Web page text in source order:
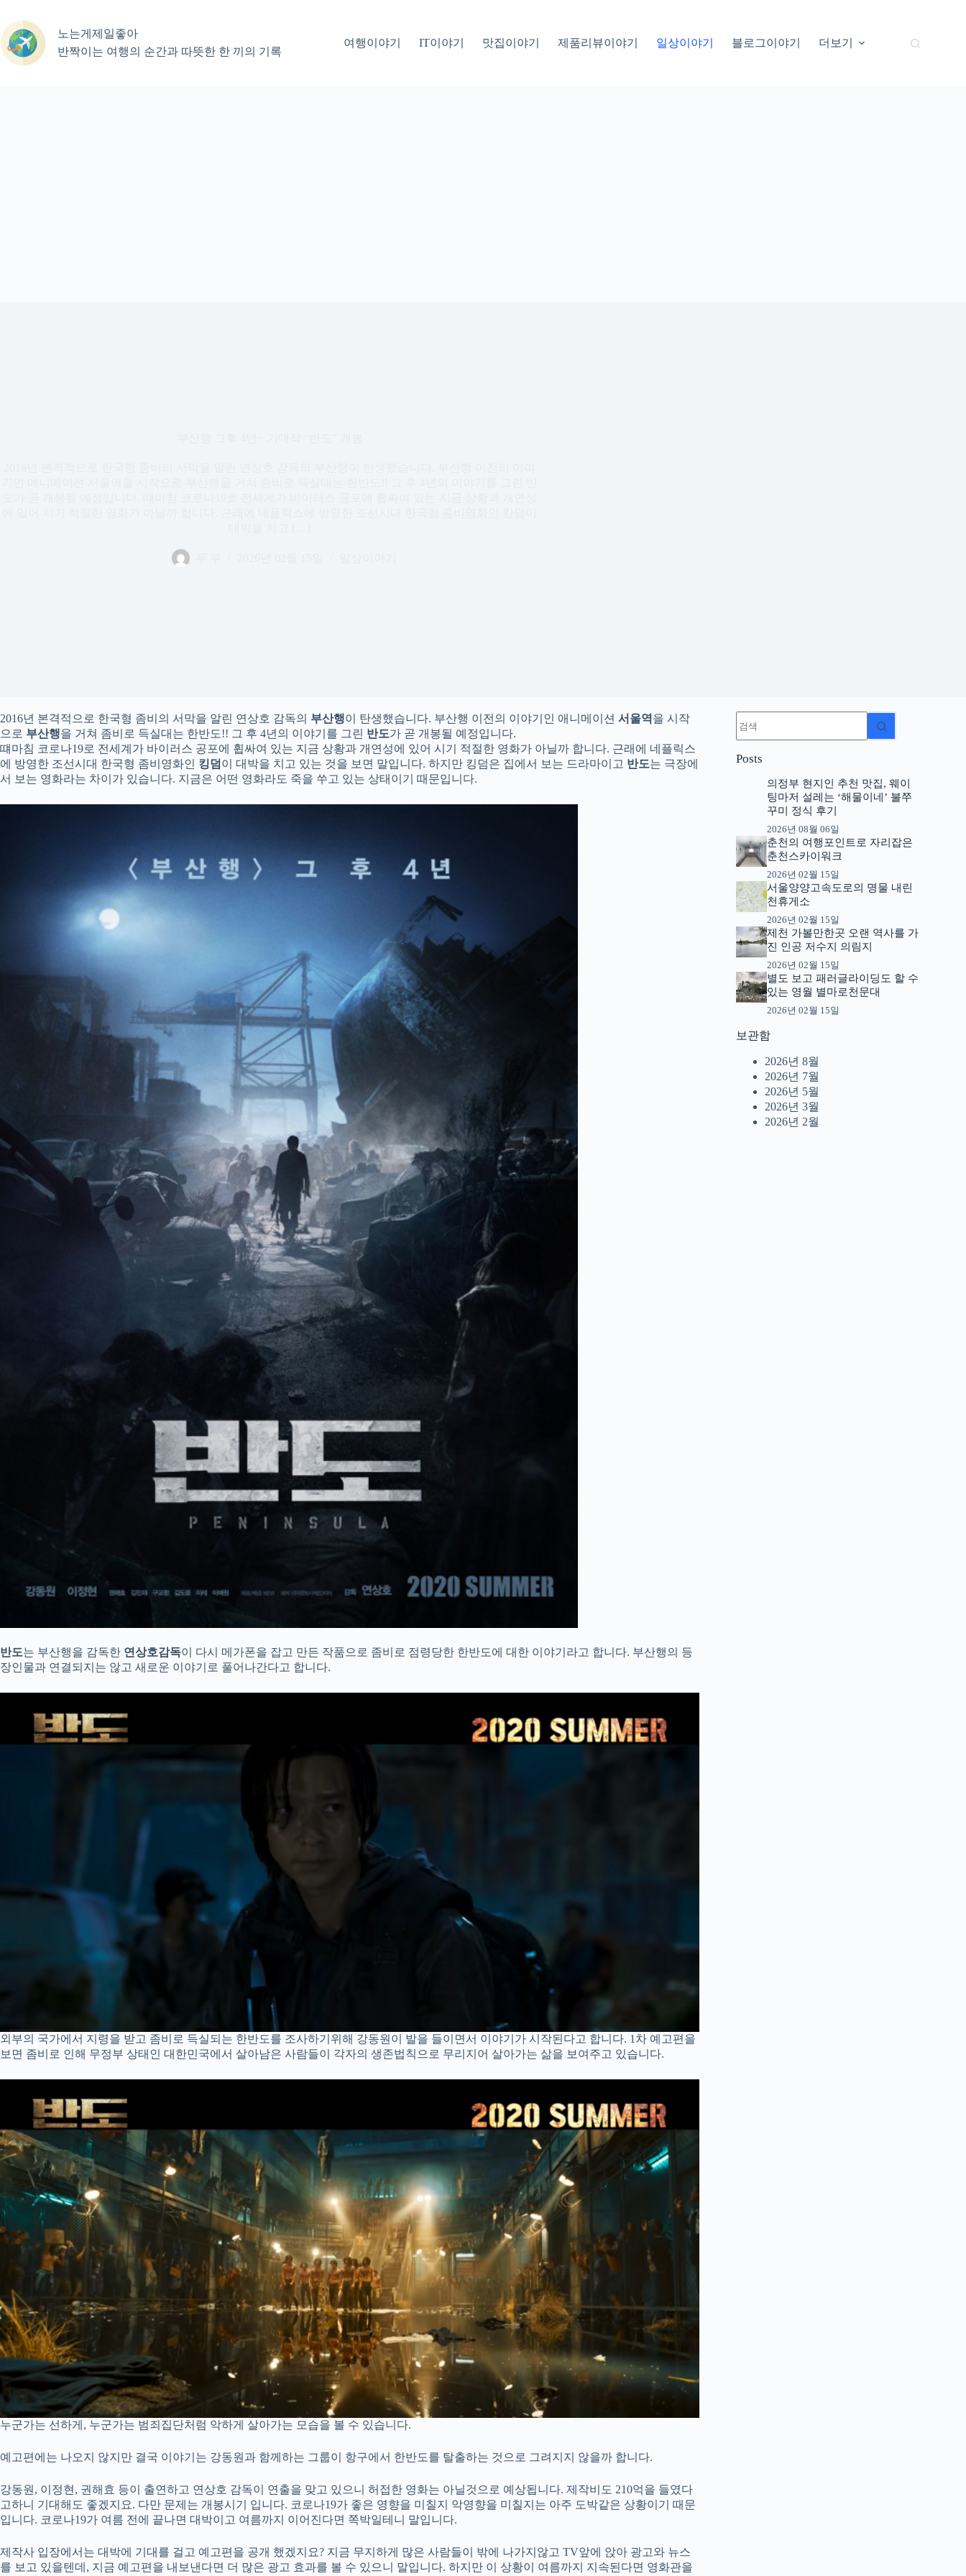
으
로
노는게제일좋아
반짝이는 여행의 순간과 따뜻한 한 끼의 기록
여행이야기 IT이야기 맛집이야기 제품리뷰이야기 일상이야기 블로그이야기 더보기
2016년 본격적으로 한국형 좀비의 서막을 알린 연상호 감독의 부산행이 탄생했습니다. 부산행 이전의 이야기인 애니메이션 서울역 을 시작
으로 부산행을 거쳐 좀비로 득실대는 한반도!! 그 후 4년의 이야기를 그린 반도가 곧 개봉될 예정입니다.
떄마침 코로나19로 전세계가 바이러스 공포에 휩싸여 있는 지금 상황과 개연성에 있어 시기 적절한 영화가 아닐까 합니다. 근래에 네플릭스
에 방영한 조선시대 한국형 좀비영화인 킹덤이 대박을 치고 있는 것을 보면 말입니다. 하지만 킹덤은 집에서 보는 드라마이고 반도는 극장에
서 보는 영화라는 차이가 있습니다. 지금은 어떤 영화라도 죽을 쑤고 있는 상태이기 때문입니다.
반도는 부산행을 감독한 연상호감독이 다시 메가폰을 잡고 만든 작품으로 좀비로 점령당한 한반도에 대한 이야기라고 합니다. 부산행의 등
장인물과 연결되지는 않고 새로운 이야기로 풀어나간다고 합니다.
외부의 국가에서 지령을 받고 좀비로 득실되는 한반도를 조사하기위해 강동원이 발을 들이면서 이야기가 시작된다고 합니다. 1차 예고편을
보면 좀비로 인해 무정부 상태인 대한민국에서 살아남은 사람들이 각자의 생존법칙으로 무리지어 살아가는 삶을 보여주고 있습니다.
누군가는 선하게, 누군가는 범죄집단처럼 악하게 살아가는 모습을 볼 수 있습니다.
예고편에는 나오지 않지만 결국 이야기는 강동원과 함께하는 그룹이 항구에서 한반도를 탈출하는 것으로 그려지지 않을까 합니다.
강동원, 이정현, 권해효 등이 출연하고 연상호 감독이 연출을 맞고 있으니 허접한 영화는 아닐것으로 예상됩니다. 제작비도 210억을 들였다
고하니 기대해도 좋겠지요. 다만 문제는 개봉시기 입니다. 코로나19가 좋은 영향을 미칠지 악영향을 미칠지는 아주 도박같은 상황이기 때문
입니다. 코로나19가 여름 전에 끝나면 대박이고 여름까지 이어진다면 쪽박일테니 말입니다.
제작사 입장에서는 대박에 기대를 걸고 예고편을 공개 했겠지요? 지금 무지하게 많은 사람들이 밖에 나가지않고 TV앞에 앉아 광고와 뉴스
를 보고 있을텐데, 지금 예고편을 내보낸다면 더 많은 광고 효과를 볼 수 있으니 말입니다. 하지만 이 상황이 여름까지 지속된다면 영화관을
과
음
Posts
의정부 현지인 추천 맛집, 웨이
팅마저 설레는 ‘해물이네’ 불쭈
꾸미 정식 후기
2026년 08월 06일
춘천의 여행포인트로 자리잡은
춘천스카이워크
2026년 02월 15일
서울양양고속도로의 명물 내린
천휴게소
2026년 02월 15일
제천 가볼만한곳 오랜 역사를 가
진 인공 저수지 의림지
2026년 02월 15일
별도 보고 패러글라이딩도 할 수
있는 영월 별마로천문대
2026년 02월 15일
보관함
2026년 8월
2026년 7월
2026년 5월
2026년 3월
2026년 2월